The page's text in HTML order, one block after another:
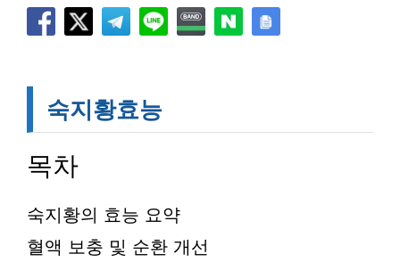
숙지황효능
목차
숙지황의 효능 요약
혈액 보충 및 순환 개선